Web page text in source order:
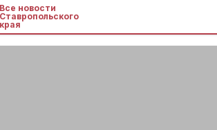
Все новости
Ставропольского
края